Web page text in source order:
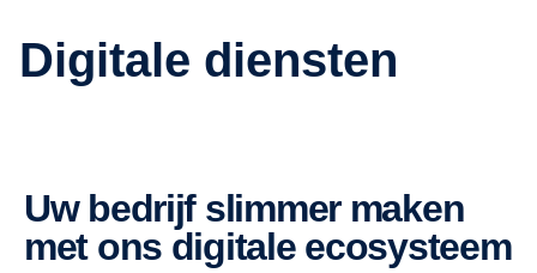
Digitale diensten
Uw bedrijf slimmer maken
met ons digitale ecosysteem